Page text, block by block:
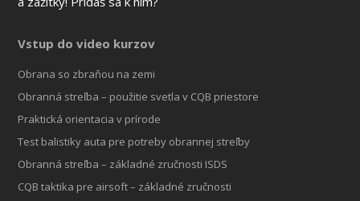
Vstup do video kurzov
Obrana so zbraňou na zemi
Obranná streľba – použitie svetla v CQB priestore
Praktická orientacia v prírode
Test balistiky auta pre potreby obrannej streľby
Obranná streľba – základné zručnosti ISDS
CQB taktika pre airsoft – základné zručnosti